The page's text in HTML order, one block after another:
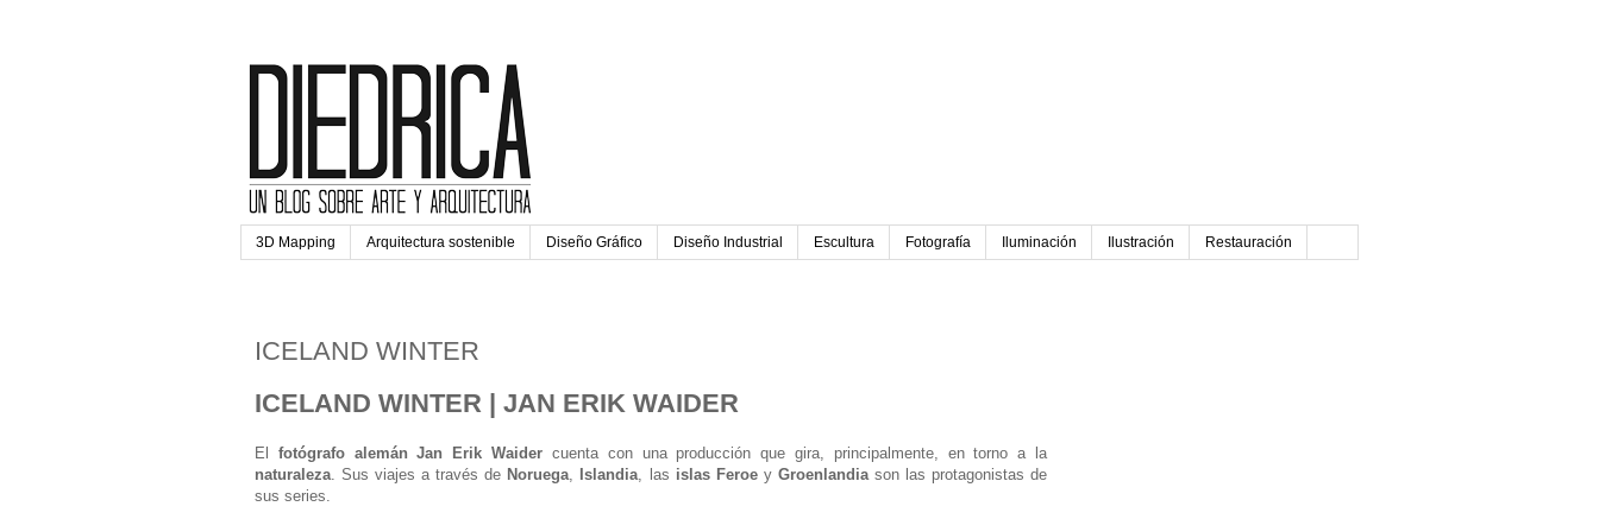
3D Mapping Arquitectura sostenible Diseño Gráfico Diseño Industrial Escultura Fotografía Iluminación Ilustración Restauración
ICELAND WINTER
ICELAND WINTER | JAN ERIK WAIDER
El fotógrafo alemán Jan Erik Waider cuenta con una producción que gira, principalmente, en torno a la
naturaleza. Sus viajes a través de Noruega, Islandia, las islas Feroey Groenlandiason las protagonistas de
sus series.